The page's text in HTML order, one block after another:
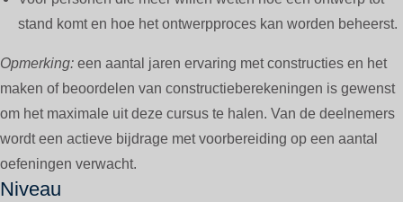
stand komt en hoe het ontwerpproces kan worden beheerst.
Opmerking: een aantal jaren ervaring met constructies en het
maken of beoordelen van constructieberekeningen is gewenst
om het maximale uit deze cursus te halen. Van de deelnemers
wordt een actieve bijdrage met voorbereiding op een aantal
oefeningen verwacht.
Niveau